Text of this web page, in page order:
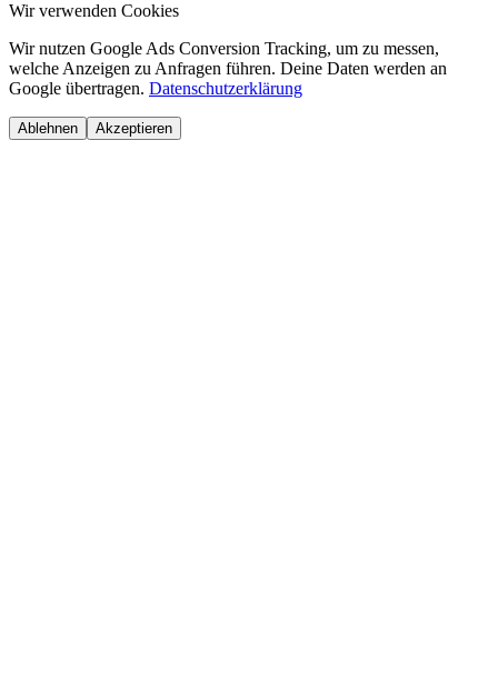
Wir verwenden Cookies
Wir nutzen Google Ads Conversion Tracking, um zu messen,
welche Anzeigen zu Anfragen führen. Deine Daten werden an
Google übertragen. Datenschutzerklärung
Ablehnen Akzeptieren